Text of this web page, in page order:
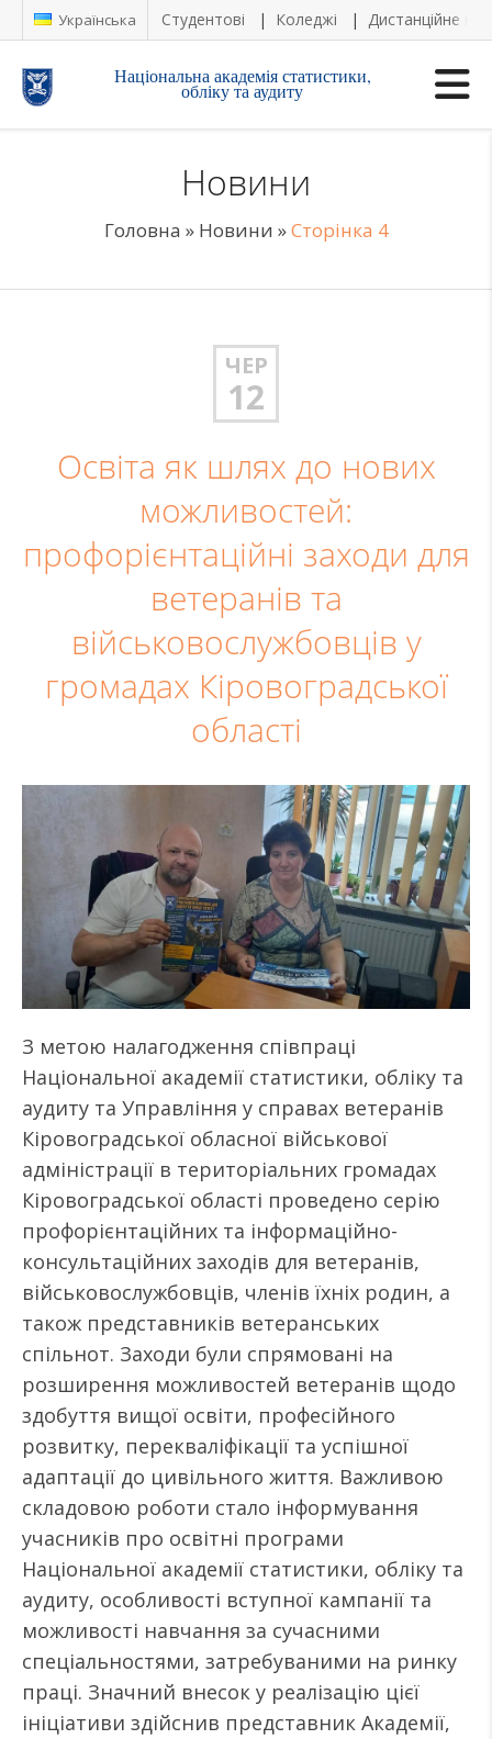
Українська Студентові Коледжі Дистанційне
Національна академія статистики,
обліку та аудиту
Новини
Головна » Новини »Сторінка 4
ЧЕР
12
Освіта як шлях до нових
можливостей:
профорієнтаційні заходи для
ветеранів та
військовослужбовців у
громадах Кіровоградської
області
З метою налагодження співпраці
Національної академії статистики, обліку та
аудиту та Управління у справах ветеранів
Кіровоградської обласної військової
адміністрації в територіальних громадах
Кіровоградської області проведено серію
профорієнтаційних та інформаційно-
консультаційних заходів для ветеранів,
військовослужбовців, членів їхніх родин, а
також представників ветеранських
спільнот. Заходи були спрямовані на
розширення можливостей ветеранів щодо
здобуття вищої освіти, професійного
розвитку, перекваліфікації та успішної
адаптації до цивільного життя. Важливою
складовою роботи стало інформування
учасників про освітні програми
Національної академії статистики, обліку та
аудиту, особливості вступної кампанії та
можливості навчання за сучасними
спеціальностями, затребуваними на ринку
праці. Значний внесок у реалізацію цієї
ініціативи здійснив представник Академії,